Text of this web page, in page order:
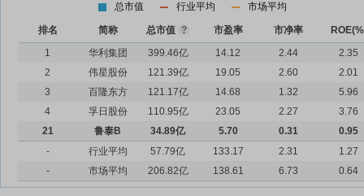
总市值 行业平均 市场平均
排名 简称 总市值 ? 市盈率 市净率
1
华利集团 399.46亿 14.12 2.44
2.35
2
伟星股份 121.39亿 19.05 2.60
2.01
3
百隆东方 121.17亿 14.68 1.32
5.96
4
孚日股份 110.95亿 23.05 2.27
3.76
21
鲁泰B 34.89亿 5.70 0.31
0.95
-
行业平均 57.79亿 133.17 2.31
1.27
-
市场平均 206.82亿 138.61 6.73 0.64